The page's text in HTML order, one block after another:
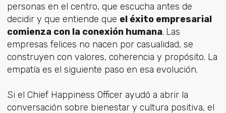
personas en el centro, que escucha antes de
decidir y que entiende que el éxito empresarial
comienza con la conexión humana. Las
empresas felices no nacen por casualidad, se
construyen con valores, coherencia y propósito. La
empatía es el siguiente paso en esa evolución.
Si el Chief Happiness Officer ayudó a abrir la
conversación sobre bienestar y cultura positiva, el